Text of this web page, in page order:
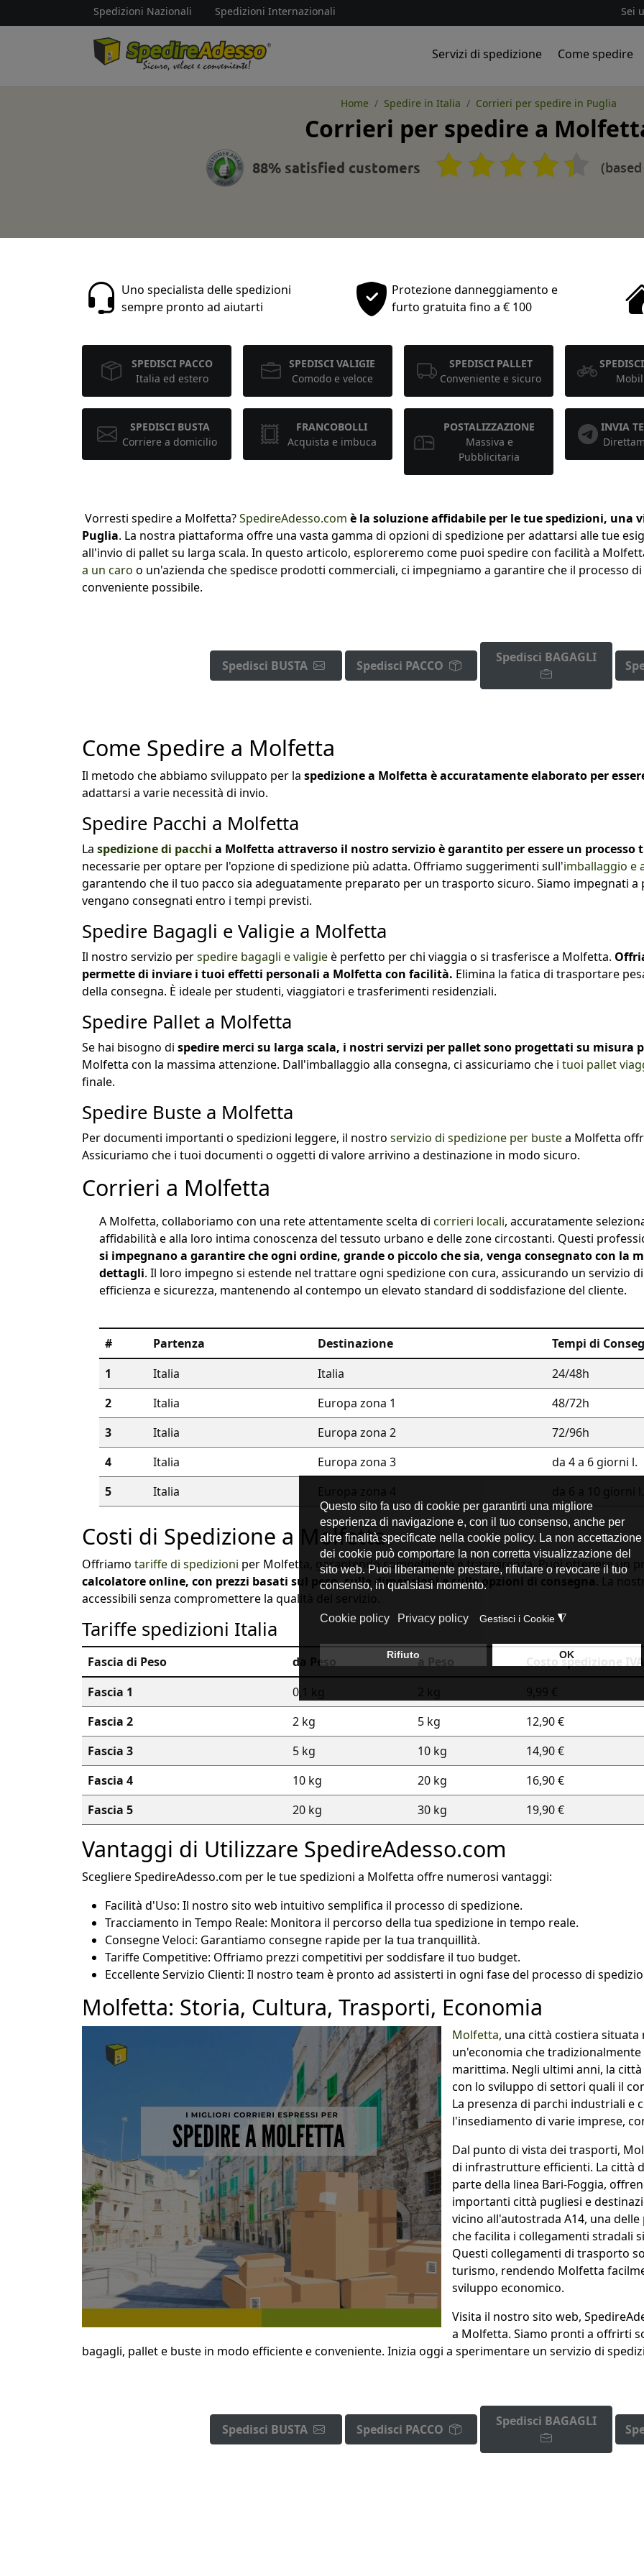
Spedizioni Nazionali Spedizioni Internazionali Sei
Servizi di spedizione Come spedire
Home Spedire in Italia Corrieri per spedire in Puglia
Corrieri per spedire a
88% satisfied customers
Uno specialista delle spedizioni
sempre pronto ad aiutarti
Protezione danneggiamento e
furto gratuita fino a € 100
SPEDISCI PACCO
Italia ed estero
SPEDISCI VALIGIE
Comodo e veloce
SPEDISCI PALLET
Conveniente e sicuro
SPEDISCI BUSTA
Corriere a domicilio
FRANCOBOLLI
Acquista e imbuca
POSTALIZZAZIONE
Massiva e
Pubblicitaria
INVIA
Vorresti spedire a Molfetta?SpedireAdesso.com è la soluzione affidabile per le tue spedizioni, una
Puglia. La nostra piattaforma offre una vasta gamma di opzioni di spedizione per adattarsi alle tue
all'invio di pallet su larga scala. In questo articolo, esploreremo come puoi spedire con facilità a
a un caro o un'azienda che spedisce prodotti commerciali, ci impegniamo a garantire che il processo
conveniente possibile.
Spedisci BUSTA Spedisci PACCO
Spedisci BAGAGLI
Come Spedire a Molfetta
Il metodo che abbiamo sviluppato per la spedizione a Molfetta è accuratamente elaborato per
adattarsi a varie necessità di invio.
Spedire Pacchi a Molfetta
La spedizione di pacchi a Molfetta attraverso il nostro servizio è garantito per essere un processo
necessarie per optare per l'opzione di spedizione più adatta. Offriamo suggerimenti sull'imballaggio e
garantendo che il tuo pacco sia adeguatamente preparato per un trasporto sicuro. Siamo impegnati
vengano consegnati entro i tempi previsti.
Spedire Bagagli e Valigie a Molfetta
Il nostro servizio perspedire bagagli e valigieè perfetto per chi viaggia o si trasferisce a Molfetta.
permette di inviare i tuoi effetti personali a Molfetta con facilità. Elimina la fatica di trasportare
della consegna. È ideale per studenti, viaggiatori e trasferimenti residenziali.
Spedire Pallet a Molfetta
Se hai bisogno di spedire merci su larga scala, i nostri servizi per pallet sono progettati su misura
Molfetta con la massima attenzione. Dall'imballaggio alla consegna, ci assicuriamo che i tuoi pallet
finale.
Spedire Buste a Molfetta
Per documenti importanti o spedizioni leggere, il nostro servizio di spedizione per bustea Molfetta
Assicuriamo che i tuoi documenti o oggetti di valore arrivino a destinazione in modo sicuro.
Corrieri a Molfetta
A Molfetta, collaboriamo con una rete attentamente scelta di corrieri locali, accuratamente
affidabilità e alla loro intima conoscenza del tessuto urbano e delle zone circostanti. Questi
si impegnano a garantire che ogni ordine, grande o piccolo che sia, venga consegnato con la
dettagli. Il loro impegno si estende nel trattare ogni spedizione con cura, assicurando un servizio
efficienza e sicurezza, mantenendo al contempo un elevato standard di soddisfazione del cliente.
# Partenza Destinazione
Tempi di
1
Italia Italia
24/48h
2
Italia Europa zona 1
48/72h
3
Italia Europa zona 2
72/96h
4
Italia Europa zona 3
da 4 a 6 giorni l.
5
Italia da 6 a 10 giorni l.
Costi di Spedizione a Molfetta
Offriamo tariffe di spedizioni per Molfetta, garantendo competitività e trasparenza. Puoi ottenere un
calcolatore online, con prezzi basati sul peso, sulle dimensioni e sulle opzioni di consegna. La
accessibili senza compromettere la qualità del servizio.
Tariffe spedizioni Italia
Fascia di Peso da Peso a Peso
Costo spedizione
Fascia 1
0,1 kg 2 kg
9,99 €
Fascia 2
2 kg 5 kg
12,90 €
Fascia 3
5 kg 10 kg
14,90 €
Fascia 4
10 kg 20 kg
16,90 €
Fascia 5
20 kg 30 kg 19,90 €
Vantaggi di Utilizzare SpedireAdesso.com
Scegliere SpedireAdesso.com per le tue spedizioni a Molfetta offre numerosi vantaggi:
Facilità d'Uso: Il nostro sito web intuitivo semplifica il processo di spedizione.
Tracciamento in Tempo Reale: Monitora il percorso della tua spedizione in tempo reale.
Consegne Veloci: Garantiamo consegne rapide per la tua tranquillità.
Tariffe Competitive: Offriamo prezzi competitivi per soddisfare il tuo budget.
Eccellente Servizio Clienti: Il nostro team è pronto ad assisterti in ogni fase del processo di
Molfetta: Storia, Cultura, Trasporti, Economia
Molfetta, una città costiera
un'economia che
marittima. Negli ultimi anni, la
con lo sviluppo di settori quali il
La presenza di parchi industriali e
l'insediamento di varie imprese,
Dal punto di vista dei trasporti,
di infrastrutture efficienti. La città
parte della linea Bari-Foggia,
importanti città pugliesi e
vicino all'autostrada A14, una
che facilita i collegamenti stradali
Questi collegamenti di trasporto
turismo, rendendo Molfetta
sviluppo economico.
Visita il nostro sito web,
a Molfetta. Siamo pronti a offrirti
bagagli, pallet e buste in modo efficiente e conveniente. Inizia oggi a sperimentare un servizio di
Spedisci BUSTA Spedisci PACCO
Spedisci BAGAGLI